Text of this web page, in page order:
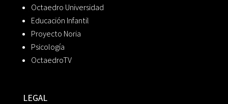
Octaedro Universidad
Educación Infantil
Proyecto Noria
Psicología
OctaedroTV
LEGAL